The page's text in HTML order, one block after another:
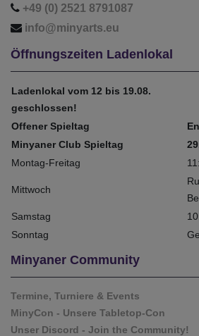
+49 (0) 2521 8791087
info@minyarts.eu
Öffnungszeiten Ladenlokal
Ladenlokal vom 12 bis 19.08.
geschlossen!
Offener Spieltag
Minyaner Club Spieltag
Montag-Freitag
Mittwoch
Samstag
Sonntag
Minyaner Community
Termine, Turniere & Events
MinyCon - Unsere Tabletop-Con
Unser Discord - Join the Community!